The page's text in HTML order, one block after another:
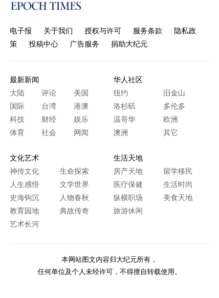
电子报 关于我们 授权与许可 服务条款
隐私政
策
投稿中心 广告服务 捐助大纪元
最新新闻
大陆
评论
美国
国际
台湾
港澳
科技
财经
娱乐
体育
社会 网闻
华人社区
纽约
旧金山
洛杉矶
多伦多
温哥华
欧洲
澳洲
其它
文化艺术
神传文化
生命探索
人生感悟
文学世界
史海钩沉
人物春秋
教育园地
典故传奇
艺术长河
生活天地
房产天地
留学移民
医疗保健
生活时尚
纵横职场
美食天地
旅游休闲
本网站图文内容归大纪元所有，
任何单位及个人未经许可，不得擅自转载使用。